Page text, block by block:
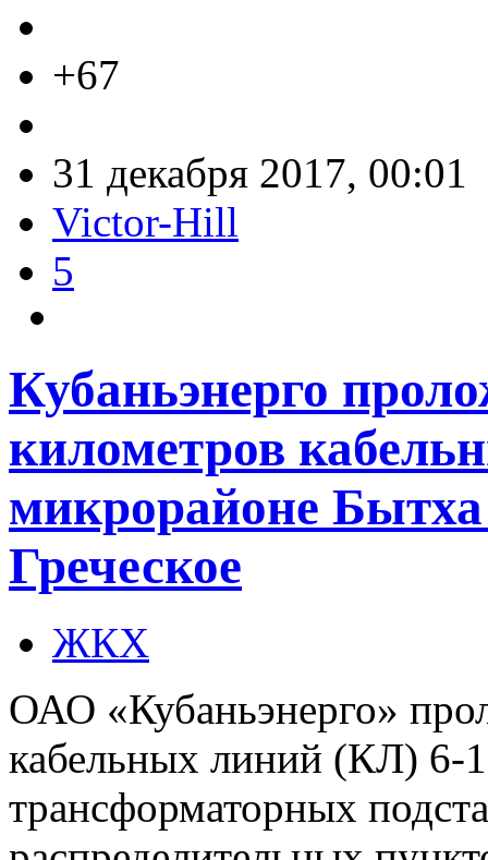
+67
31 декабря 2017, 00:01
Victor-Hill
5
Кубаньэнерго
километров
микрорайоне
Греческое
ЖКХ
ОАО «Кубаньэнерго»
кабельных линий (КЛ) 6-
трансформаторных